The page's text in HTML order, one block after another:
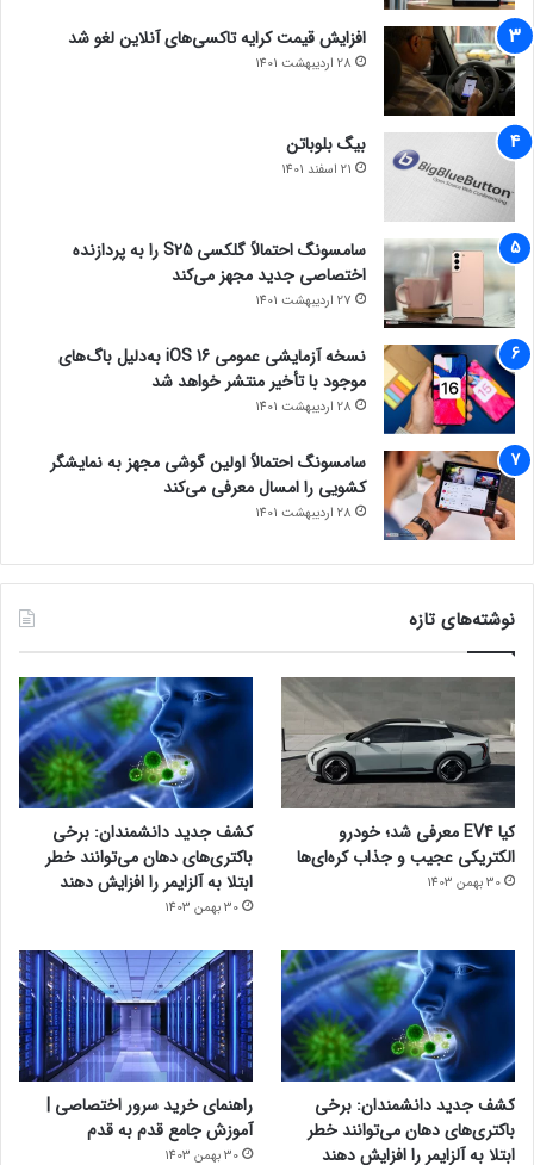
افزایش قیمت کرایه تاکسی‌های آنلاین لغو شد
28 اردیبهشت 1401
بیگ بلوباتن
21 اسفند 1401
سامسونگ احتمالاً گلکسی S25 را به پردازنده
اختصاصی جدید مجهز می‌کند
27 اردیبهشت 1401
نسخه آزمایشی عمومی iOS 16 به‌دلیل باگ‌های
موجود با تأخیر منتشر خواهد شد
28 اردیبهشت 1401
سامسونگ احتمالاً اولین گوشی مجهز به نمایشگر
کشویی را امسال معرفی می‌کند
28 اردیبهشت 1401
نوشته‌های تازه
کیا EV4 معرفی شد؛ خودرو
الکتریکی عجیب و جذاب کره‌ای‌ها
30 بهمن 1403
کشف جدید دانشمندان: برخی
باکتری‌های دهان می‌توانند خطر
ابتلا به آلزایمر را افزایش دهند
30 بهمن 1403
کشف جدید دانشمندان: برخی
باکتری‌های دهان می‌توانند خطر
ابتلا به آلزایمر را افزایش دهند
راهنمای خرید سرور اختصاصی |
آموزش جامع قدم به قدم
30 بهمن 1403